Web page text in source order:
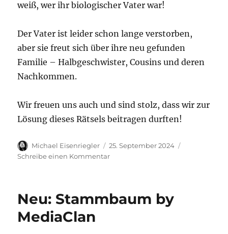
weiß, wer ihr biologischer Vater war!
Der Vater ist leider schon lange verstorben,
aber sie freut sich über ihre neu gefunden
Familie – Halbgeschwister, Cousins und deren
Nachkommen.
Wir freuen uns auch und sind stolz, dass wir zur
Lösung dieses Rätsels beitragen durften!
Autor
Michael Eisenriegler
Veröffentlicht
am
25. September 2024
Schreibe einen Kommentarzu
aus
Neu: Stammbaum by
MediaClan